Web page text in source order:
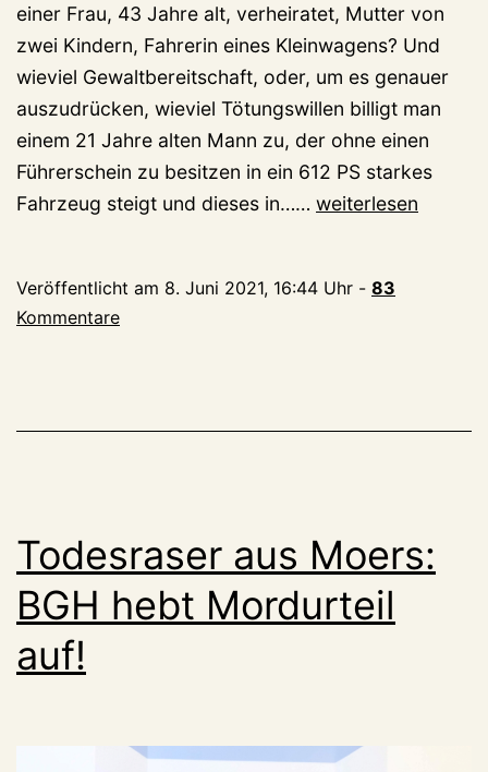
einer Frau, 43 Jahre alt, verheiratet, Mutter von
zwei Kindern, Fahrerin eines Kleinwagens? Und
wieviel Gewaltbereitschaft, oder, um es genauer
auszudrücken, wieviel Tötungswillen billigt man
einem 21 Jahre alten Mann zu, der ohne einen
Führerschein zu besitzen in ein 612 PS starkes
Fahrzeug steigt und dieses in…… Ist
ein
zu
bestrafen?
Oder
weiterlesen
Veröffentlicht am 8. Juni 2021, 16:44 Uhr - 83
Kommentare
Todesraser aus Moers:
BGH hebt Mordurteil
auf!